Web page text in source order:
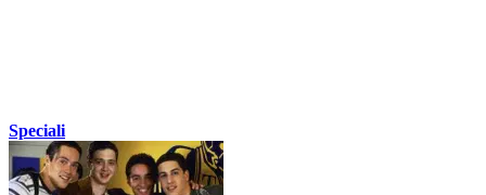
Speciali